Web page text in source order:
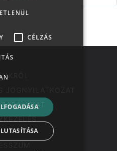
CÉLZÁS